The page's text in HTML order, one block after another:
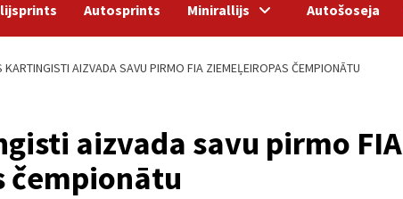
Autosprints Minirallijs Autošoseja
KARTINGISTI AIZVADA SAVU PIRMO FIA ZIEMEĻEIROPAS ČEMPIONĀTU
aizvada savu pirmo FIA
čempionātu